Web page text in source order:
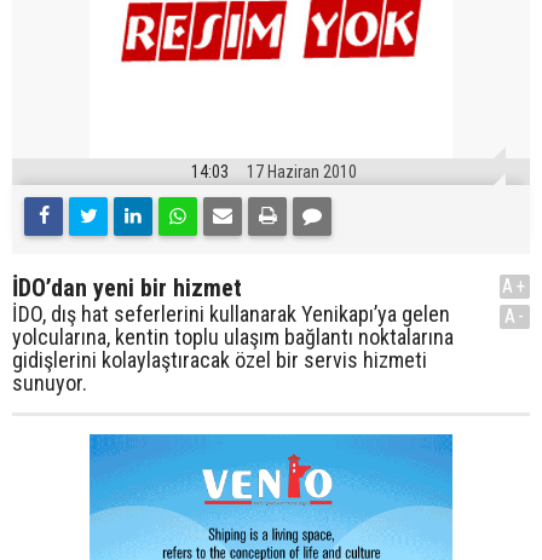
14:03 17 Haziran 2010
İDO’dan yeni bir hizmet
İDO, dış hat seferlerini kullanarak Yenikapı’ya gelen
yolcularına, kentin toplu ulaşım bağlantı noktalarına
gidişlerini kolaylaştıracak özel bir servis hizmeti
sunuyor.
A+
A-